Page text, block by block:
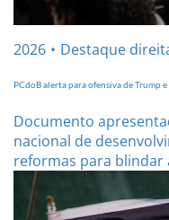
2026 Destaque
PCdoB alerta para ofensiva de Trump
Documento
nacional de
reformas para blindar